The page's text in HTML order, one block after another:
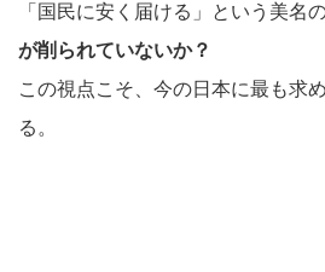
「国民に安く届ける」という美名の
が削られていないか？
この視点こそ、今の日本に最も求
る。